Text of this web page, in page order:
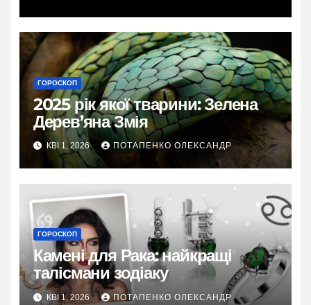
ГОРОСКОП
2025 рік якої тварини: Зелена
Дерев’яна Змія
КВІ 1, 2026 ПОТАПЕНКО ОЛЕКСАНДР
ГОРОСКОП
Камені для Рака: найкращі
талісмани зодіаку
КВІ 1, 2026 ПОТАПЕНКО ОЛЕКСАНДР